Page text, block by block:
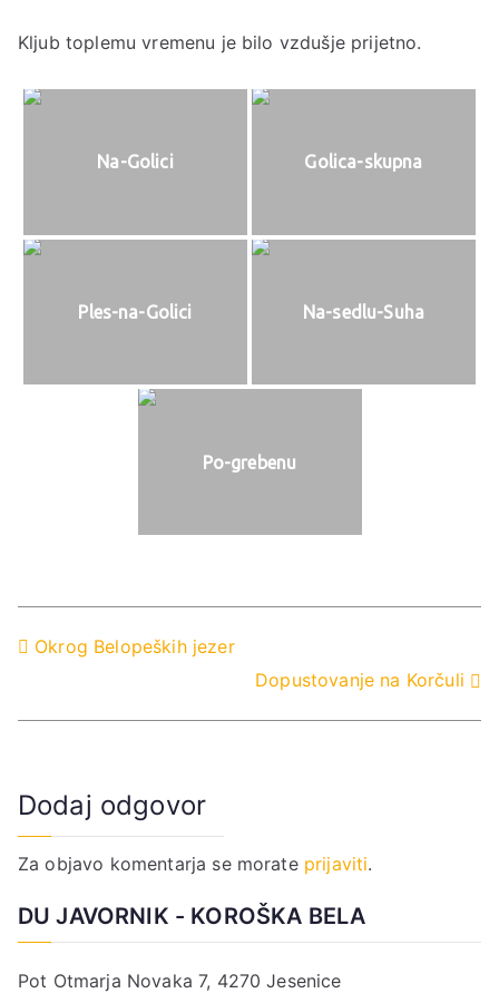
Kljub toplemu vremenu je bilo vzdušje prijetno.
Na-Golici Golica-skupna
Ples-na-Golici Na-sedlu-Suha
Po-grebenu
Navigacija
Okrog Belopeških jezer
Dopustovanje na Korčuli
Dodaj odgovor
Za objavo komentarja se morate prijaviti.
DU JAVORNIK - KOROŠKA BELA
Pot Otmarja Novaka 7, 4270 Jesenice